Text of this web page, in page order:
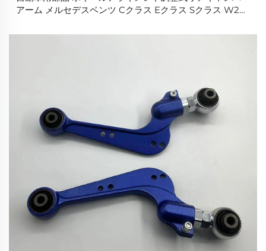
アーム メルセデスベンツ Cクラス Eクラス Sクラス W203